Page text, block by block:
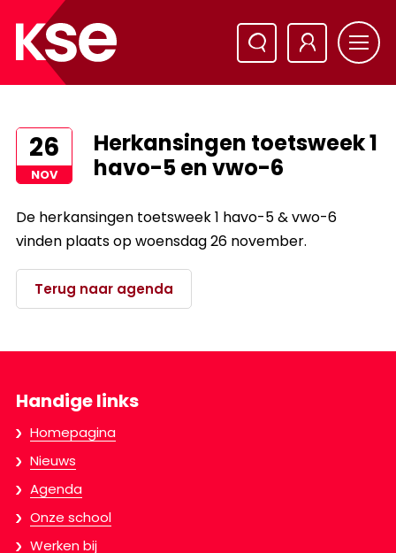
26
NOV
Herkansingen toetsweek 1
havo-5 en vwo-6
De herkansingen toetsweek 1 havo-5 & vwo-6
vinden plaats op woensdag 26 november.
Terug naar agenda
Handige links
Homepagina
Nieuws
Agenda
Onze school
Werken bij